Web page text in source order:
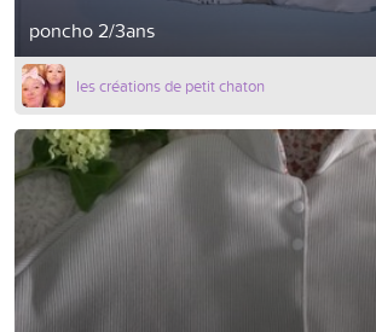
poncho 2/3ans
les créations de petit chaton